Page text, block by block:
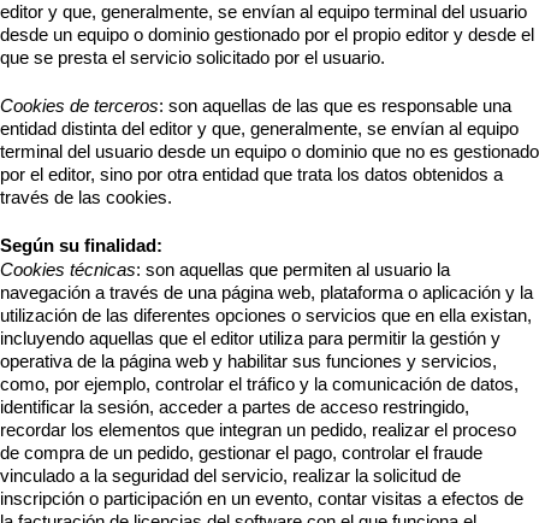
editor y que, generalmente, se envían al equipo terminal del usuario
desde un equipo o dominio gestionado por el propio editor y desde el
que se presta el servicio solicitado por el usuario.
Cookies de terceros: son aquellas de las que es responsable una
entidad distinta del editor y que, generalmente, se envían al equipo
terminal del usuario desde un equipo o dominio que no es gestionado
por el editor, sino por otra entidad que trata los datos obtenidos a
través de las cookies.
Según su finalidad:
Cookies técnicas: son aquellas que permiten al usuario la
navegación a través de una página web, plataforma o aplicación y la
utilización de las diferentes opciones o servicios que en ella existan,
incluyendo aquellas que el editor utiliza para permitir la gestión y
operativa de la página web y habilitar sus funciones y servicios,
como, por ejemplo, controlar el tráfico y la comunicación de datos,
identificar la sesión, acceder a partes de acceso restringido,
recordar los elementos que integran un pedido, realizar el proceso
de compra de un pedido, gestionar el pago, controlar el fraude
vinculado a la seguridad del servicio, realizar la solicitud de
inscripción o participación en un evento, contar visitas a efectos de